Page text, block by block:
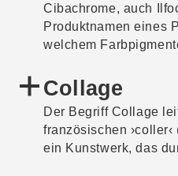
Cibachrome, auch
Produktnamen eines
welchem
Es unterscheidet sich
fotografischen
Papieren, bei denen
chemische
Collage
Der Begriff Collage
französischen
ein Kunstwerk, das